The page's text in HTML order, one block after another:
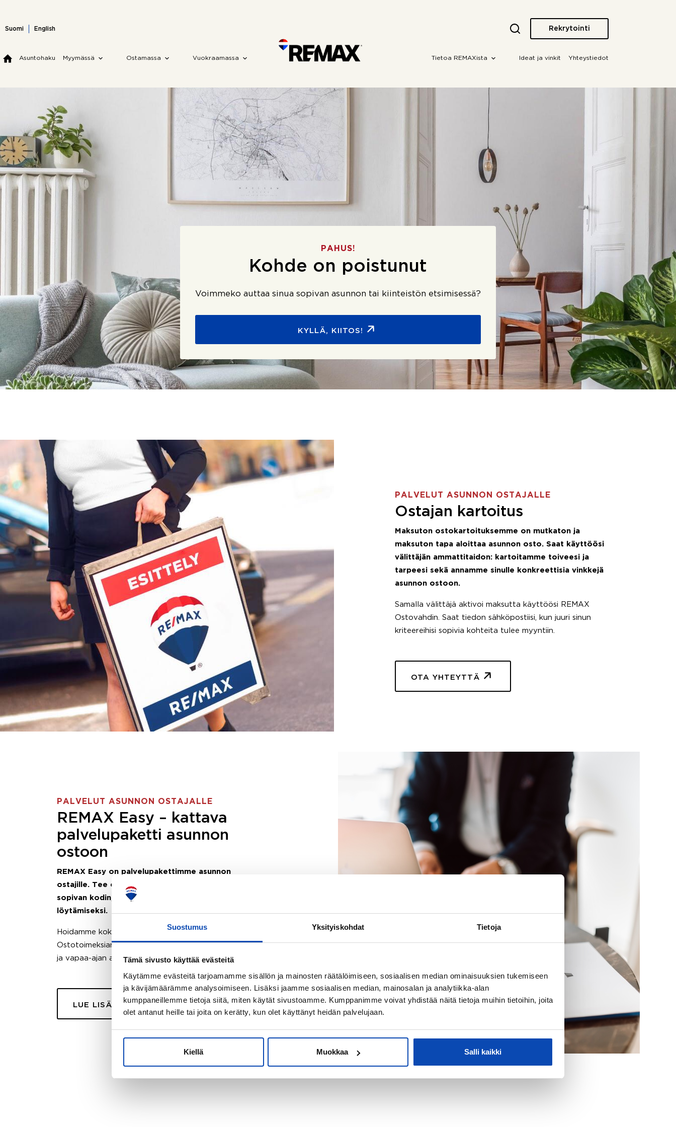
Suostumus Yksityiskohdat Tietoja
Tämä sivusto käyttää evästeitä
Käytämme evästeitä tarjoamamme sisällön ja mainosten räätälöimiseen, sosiaalisen median ominaisuuksien tukemiseen
ja kävijämäärämme analysoimiseen. Lisäksi jaamme sosiaalisen median, mainosalan ja analytiikka-alan
kumppaneillemme tietoja siitä, miten käytät sivustoamme. Kumppanimme voivat yhdistää näitä tietoja muihin tietoihin, joita
olet antanut heille tai joita on kerätty, kun olet käyttänyt heidän palvelujaan.
Kiellä Muokkaa Salli kaikki
content
Suomi English Rekrytointi
Asuntohaku Myymässä Ostamassa Vuokraamassa Tietoa REMAXista Ideat ja vinkit Yhteystiedot
PAHUS!
Kohde on poistunut
Voimmeko auttaa sinua sopivan asunnon tai kiinteistön etsimisessä?
KYLLÄ, KIITOS!
PALVELUT ASUNNON OSTAJALLE
Ostajan kartoitus
Maksuton ostokartoituksemme on mutkaton ja
maksuton tapa aloittaa asunnon osto. Saat käyttöösi
välittäjän ammattitaidon: kartoitamme toiveesi ja
tarpeesi sekä annamme sinulle konkreettisia vinkkejä
asunnon ostoon.
Samalla välittäjä aktivoi maksutta käyttöösi REMAX
Ostovahdin. Saat tiedon sähköpostiisi, kun juuri sinun
kriteereihisi sopivia kohteita tulee myyntiin.
OTA YHTEYTTÄ
PALVELUT ASUNNON OSTAJALLE
REMAX Easy – kattava
palvelupaketti asunnon
ostoon
REMAX Easy on palvelupakettimme asunnon
ostajille. Tee ostotoimeksianto ja etsimme juuri sinulle
sopivan kodin, eikä sinun tarvitse nähdä vaivaa sen
löytämiseksi.
Hoidamme koko ostoprosessin puolestasi.
Ostotoimeksiantopalvelumme sopii myös esimerkiksi sijoitus-
ja vapaa-ajan asuntojen ostoon.
LUE LISÄÄ